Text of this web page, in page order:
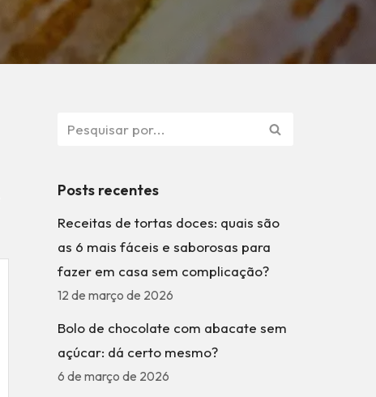
Posts recentes
Receitas de tortas doces: quais são
as 6 mais fáceis e saborosas para
fazer em casa sem complicação?
12 de março de 2026
Bolo de chocolate com abacate sem
açúcar: dá certo mesmo?
6 de março de 2026